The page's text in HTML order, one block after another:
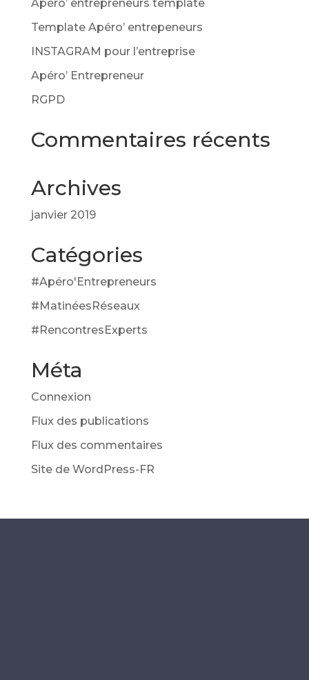
Apéro’ entrepreneurs template
Template Apéro’ entrepeneurs
INSTAGRAM pour l’entreprise
Apéro’ Entrepreneur
RGPD
Commentaires récents
Archives
janvier 2019
Catégories
#Apéro'Entrepreneurs
#MatinéesRéseaux
#RencontresExperts
Méta
Connexion
Flux des publications
Flux des commentaires
Site de WordPress-FR